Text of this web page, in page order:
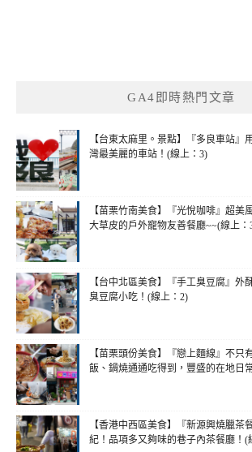
GA4即時熱門文章
【台東太麻里。景點】『多良車站』
灣最美麗的車站！(線上：3)
【苗栗竹南美食】『光悅咖啡』超美
大草皮的戶外寵物友善餐廳~~(線上：
【台中北區美食】『手工臭豆腐』外
臭豆腐小吃！(線上：2)
【苗栗頭份美食】『戀上麵線』不只
飯、鍋燒通通吃得到，豐盛的在地日
【香港中西區美食】『新源興燒臘茶
紀！品項多又夠味的巷子內茶餐廳！(